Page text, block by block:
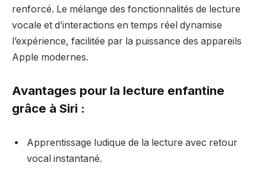
renforcé. Le mélange des fonctionnalités de lecture
vocale et d’interactions en temps réel dynamise
l’expérience, facilitée par la puissance des appareils
Apple modernes.
Avantages pour la lecture enfantine
grâce à Siri :
Apprentissage ludique de la lecture avec retour
vocal instantané.